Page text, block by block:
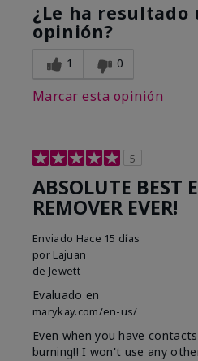
¿Le ha
opinión?
1 0
Marcar esta opinión
5
ABSOLUTE BEST
REMOVER EVER!
Enviado Hace 15 días
por Lajuan
de Jewett
Evaluado en
marykay.com/en-us/
Even when you have
burning!! I won't use any